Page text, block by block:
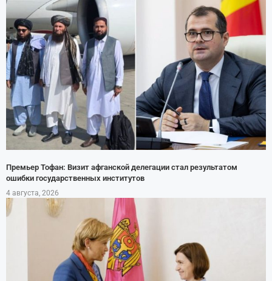
Премьер Тофан: Визит афганской делегации стал результатом
ошибки государственных институтов
4 августа, 2026